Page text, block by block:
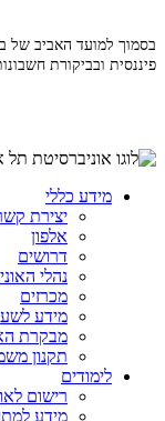
בסמוך למועד האביב של
פיננסית ובביקורת
מידע כללי
יצירת
אלפון
דרושים
נהלי
מכרזים
מידע
מבקרת
תקנון
לימודים
רישום
מידע